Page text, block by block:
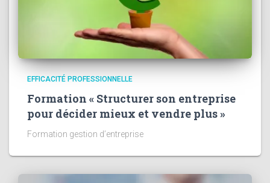
EFFICACITÉ PROFESSIONNELLE
Formation « Structurer son entreprise
pour décider mieux et vendre plus »
Formation gestion d’entreprise